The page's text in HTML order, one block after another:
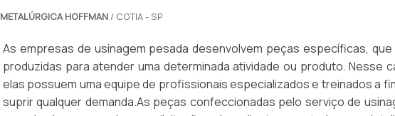
reconhecimento no mercado, que está desde 2010 ganhando destaque
alta qualidade e agilidade em executar usinagem leve, pesada e de
Por isso, se você busca algum desses serviços, basta entrar em
agora mesmo. .
METALÚRGICA HOFFMAN/ COTIA - SP
As empresas de usinagem pesada desenvolvem peças específicas, que
produzidas para atender uma determinada atividade ou produto. Nesse
elas possuem uma equipe de profissionais especializados e treinados a
suprir qualquer demanda.As peças confeccionadas pelo serviço de